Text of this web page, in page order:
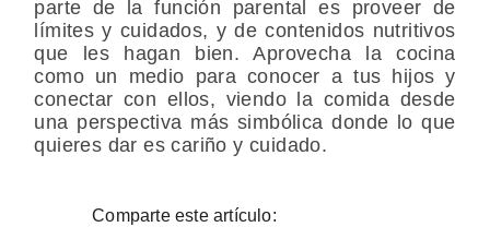
parte de la función parental es proveer de
límites y cuidados, y de contenidos nutritivos
que les hagan bien. Aprovecha la cocina
como un medio para conocer a tus hijos y
conectar con ellos, viendo la comida desde
una perspectiva más simbólica donde lo que
quieres dar es cariño y cuidado.
Comparte este artículo: